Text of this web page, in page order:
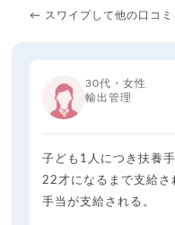
← スワイプして他の口コ
30代・女性
輸出管理
子ども1人につき扶養
22才になるまで支給さ
手当が支給される。